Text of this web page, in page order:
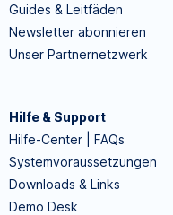
Guides & Leitfäden
Newsletter abonnieren
Unser Partnernetzwerk
Hilfe & Support
Hilfe-Center | FAQs
Systemvoraussetzungen
Downloads & Links
Demo Desk